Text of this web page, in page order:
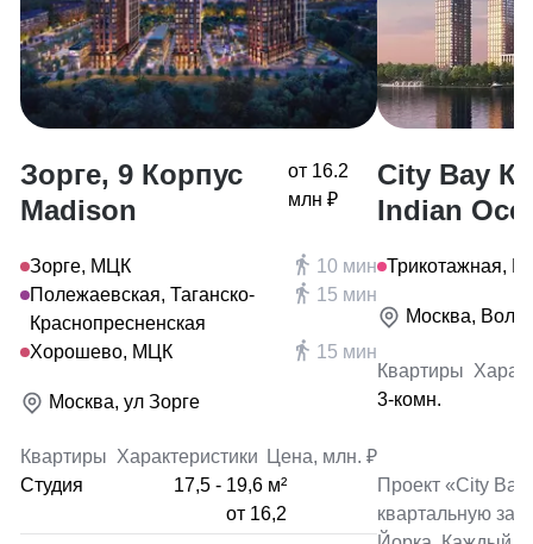
Зорге, 9 Корпус
Madison
от 16.2
млн ₽
Зорге, МЦК
10 мин
Полежаевская, Таганско-
Краснопресненская
15 мин
Хорошево, МЦК 15 мин
Москва, ул Зорге
Квартиры Характеристики
Цена, млн. ₽
Студия
17,5 - 19,6 м²
от 16,2
City Bay
Indian
Трикотажная,
Москва,
Квартиры
3-комн.
Проект «City
квартальную